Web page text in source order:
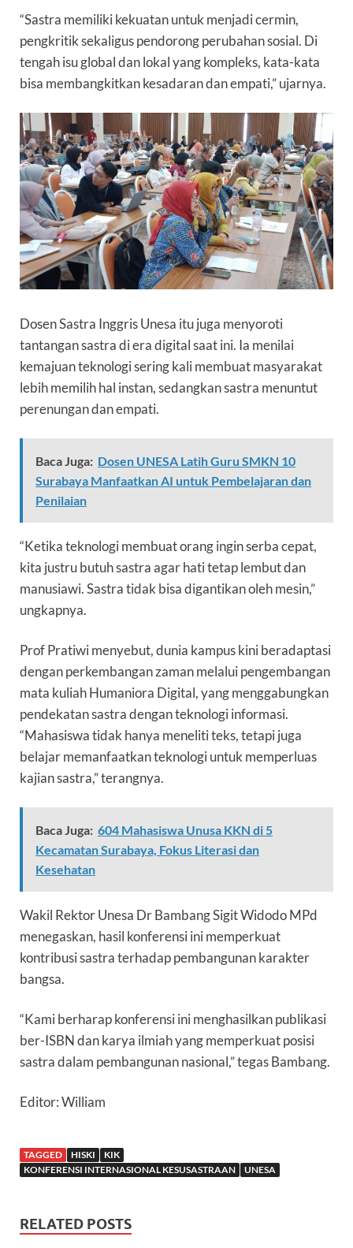
“Sastra memiliki kekuatan untuk menjadi cermin,
pengkritik sekaligus pendorong perubahan sosial. Di
tengah isu global dan lokal yang kompleks, kata-kata
bisa membangkitkan kesadaran dan empati,” ujarnya.
Dosen Sastra Inggris Unesa itu juga menyoroti
tantangan sastra di era digital saat ini. Ia menilai
kemajuan teknologi sering kali membuat masyarakat
lebih memilih hal instan, sedangkan sastra menuntut
perenungan dan empati.
Baca Juga: Dosen UNESA Latih Guru SMKN 10
Surabaya Manfaatkan AI untuk Pembelajaran dan
Penilaian
“Ketika teknologi membuat orang ingin serba cepat,
kita justru butuh sastra agar hati tetap lembut dan
manusiawi. Sastra tidak bisa digantikan oleh mesin,”
ungkapnya.
Prof Pratiwi menyebut, dunia kampus kini beradaptasi
dengan perkembangan zaman melalui pengembangan
mata kuliah Humaniora Digital, yang menggabungkan
pendekatan sastra dengan teknologi informasi.
“Mahasiswa tidak hanya meneliti teks, tetapi juga
belajar memanfaatkan teknologi untuk memperluas
kajian sastra,” terangnya.
Baca Juga: 604 Mahasiswa Unusa KKN di 5
Kecamatan Surabaya, Fokus Literasi dan
Kesehatan
Wakil Rektor Unesa Dr Bambang Sigit Widodo MPd
menegaskan, hasil konferensi ini memperkuat
kontribusi sastra terhadap pembangunan karakter
bangsa.
“Kami berharap konferensi ini menghasilkan publikasi
ber-ISBN dan karya ilmiah yang memperkuat posisi
sastra dalam pembangunan nasional,” tegas Bambang.
Editor: William
TAGGED HISKI
KIK
KONFERENSI INTERNASIONAL KESUSASTRAAN
UNESA
RELATED POSTS